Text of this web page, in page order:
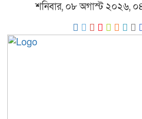
শনিবার, ০৮ অগাস্ট ২০২৬,